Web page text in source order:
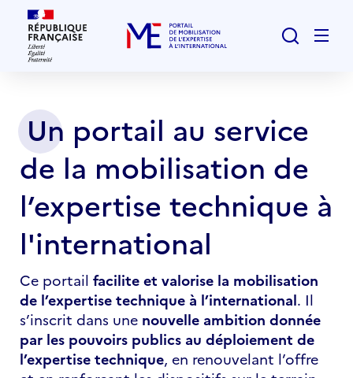
Rechercher
Page
d'accueil
Un portail au service
de la mobilisation de
l’expertise technique à
l'international
Ce portail facilite et valorise la mobilisation
de l’expertise technique à l’international. Il
s’inscrit dans une nouvelle ambition donnée
par les pouvoirs publics au déploiement de
l’expertise technique, en renouvelant l’offre